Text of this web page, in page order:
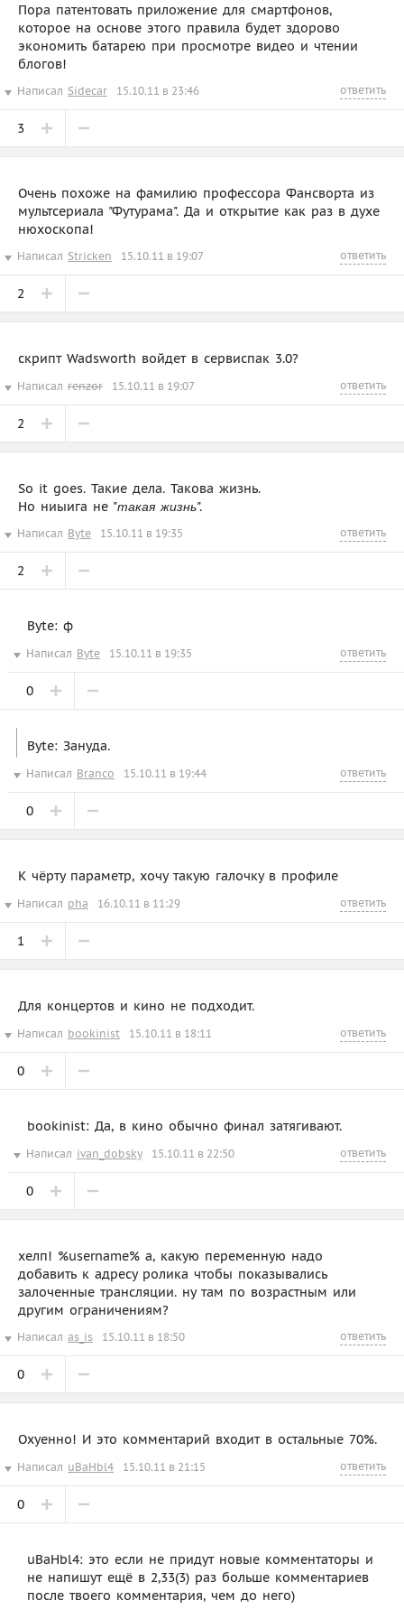
Пора патентовать приложение для смартфонов,
которое на основе этого правила будет здорово
экономить батарею при просмотре видео и чтении
блогов!
Написал Sidecar 15.10.11 в 23:46 ответить
3
Очень похоже на фамилию профессора Фансворта из
мультсериала "Футурама". Да и открытие как раз в духе
нюхоскопа!
Написал Stricken 15.10.11 в 19:07 ответить
2
скрипт Wadsworth войдет в сервиспак 3.0?
Написал renzor 15.10.11 в 19:07 ответить
2
So it goes. Такие дела. Такова жизнь.
Но ниыига не "такая жизнь".
Написал Byte 15.10.11 в 19:35 ответить
2
Byte: ф
Написал Byte 15.10.11 в 19:35 ответить
0
Byte: Зануда.
Написал Branco 15.10.11 в 19:44 ответить
0
К чёрту параметр, хочу такую галочку в профиле
Написал pha 16.10.11 в 11:29 ответить
1
Для концертов и кино не подходит.
Написал bookinist 15.10.11 в 18:11 ответить
0
bookinist: Да, в кино обычно финал затягивают.
Написал ivan_dobsky 15.10.11 в 22:50 ответить
0
хелп! %username% а, какую переменную надо
добавить к адресу ролика чтобы показывались
залоченные трансляции. ну там по возрастным или
другим ограничениям?
Написал as_is 15.10.11 в 18:50 ответить
0
Охуенно! И это комментарий входит в остальные 70%.
Написал uBaHbl4 15.10.11 в 21:15 ответить
0
uBaHbl4: это если не придут новые комментаторы и
не напишут ещё в 2,33(3) раз больше комментариев
после твоего комментария, чем до него)